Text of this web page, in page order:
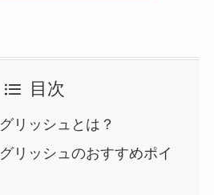
目次
リッシュとは？
リッシュのおすすめポイ